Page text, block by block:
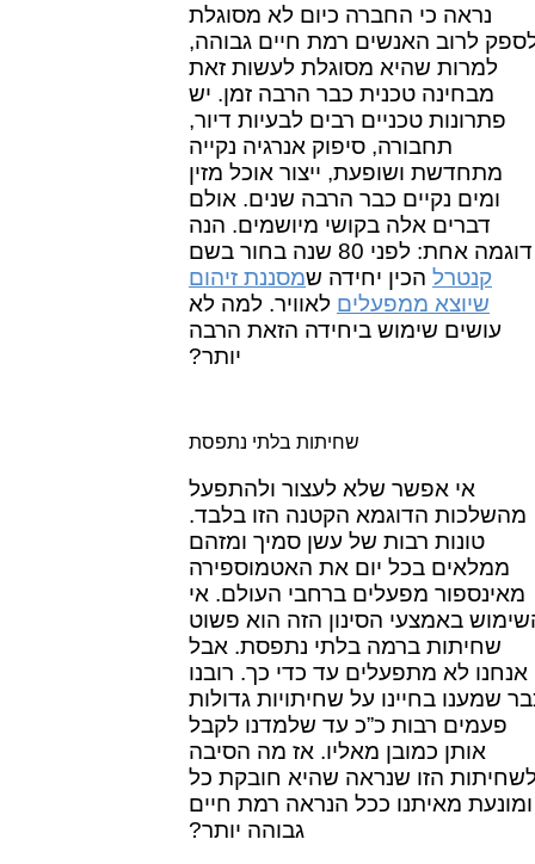
נראה כי החברה כיום לא מסוגלת
לרוב האנשים רמת חיים גבוהה,
למרות שהיא מסוגלת לעשות זאת
מבחינה טכנית כבר הרבה זמן. יש
פתרונות טכניים רבים לבעיות דיור,
תחבורה, סיפוק אנרגיה נקייה
מתחדשת ושופעת, ייצור אוכל מזין
ומים נקיים כבר הרבה שנים. אולם
דברים אלה בקושי מיושמים. הנה
דוגמה אחת: לפני 80 שנה בחור בשם
קנטרל הכין יחידה שמסננת זיהום
שיוצא ממפעלים לאוויר. למה לא
עושים שימוש ביחידה הזאת הרבה
יותר?
שחיתות בלתי נתפסת
אי אפשר שלא לעצור ולהתפעל
מהשלכות הדוגמא הקטנה הזו בלבד.
טונות רבות של עשן סמיך ומזהם
ממלאים בכל יום את האטמוספירה
מאינספור מפעלים ברחבי העולם. אי
באמצעי הסינון הזה הוא פשוט
שחיתות ברמה בלתי נתפסת. אבל
אנחנו לא מתפעלים עד כדי כך. רובנו
שמענו בחיינו על שחיתויות גדולות
פעמים רבות כ”כ עד שלמדנו לקבל
אותן כמובן מאליו. אז מה הסיבה
הזו שנראה שהיא חובקת כל
ומונעת מאיתנו ככל הנראה רמת חיים
גבוהה יותר?